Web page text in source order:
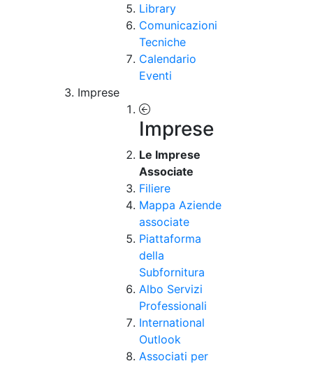
Library
Comunicazioni
Tecniche
Calendario
Eventi
Imprese
Imprese
Le Imprese
Associate
Filiere
Mappa Aziende
associate
Piattaforma
della
Subfornitura
Albo Servizi
Professionali
International
Outlook
Associati per